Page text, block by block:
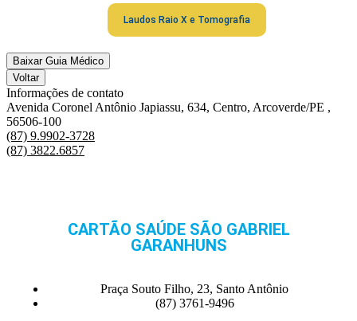
Laudos Raio X e Tomografia
Baixar Guia Médico
Voltar
Informações de contato
Avenida Coronel Antônio Japiassu, 634, Centro, Arcoverde/PE ,
56506-100
(87) 9.9902-3728
(87) 3822.6857
CARTÃO SAÚDE SÃO GABRIEL
GARANHUNS
Praça Souto Filho, 23, Santo Antônio
(87) 3761-9496